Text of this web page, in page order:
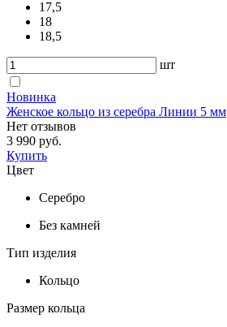
17,5
18
18,5
шт
Новинка
Женское кольцо из серебра Линии 5 мм
Нет отзывов
3 990 руб.
Купить
Цвет
Серебро
Без камней
Тип изделия
Кольцо
Размер кольца